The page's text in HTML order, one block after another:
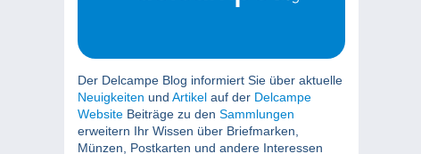
Der Delcampe Blog informiert Sie über aktuelle
Neuigkeiten und Artikel auf der Delcampe
Website Beiträge zu den Sammlungen
erweitern Ihr Wissen über Briefmarken,
Münzen, Postkarten und andere Interessen